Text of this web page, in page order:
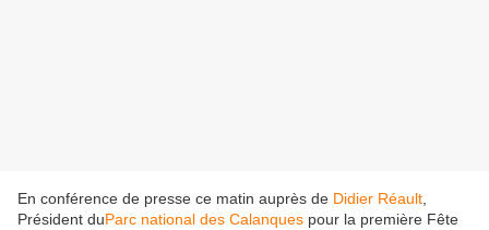
En conférence de presse ce matin auprès de Didier Réault
Président duParc national des Calanques pour la première Fête